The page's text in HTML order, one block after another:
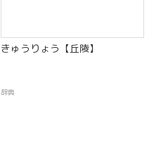
きゅうりょう【丘陵】
辞典